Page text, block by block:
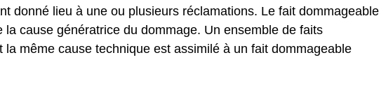
donné lieu à une ou plusieurs réclamations. Le fait dommageable
la cause génératrice du dommage. Un ensemble de faits
la même cause technique est assimilé à un fait dommageable